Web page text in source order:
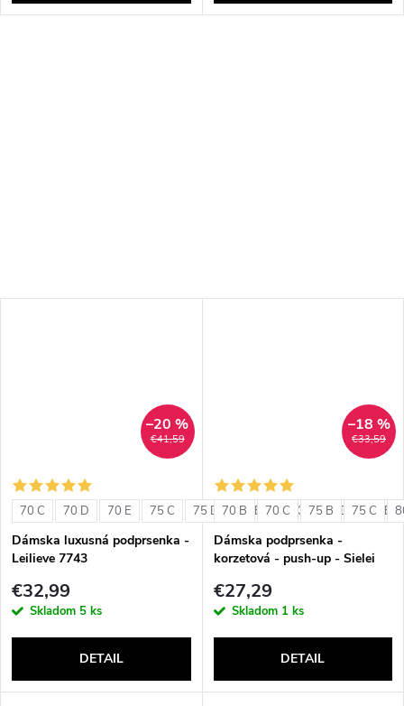
€41,59
–20 %
70 C 70 D 70 E 75 C 75 D 75 E 80 C 80 D 80 E
Dámska luxusná podprsenka -
Leilieve 7743
€32,99
Skladom 5 ks
DETAIL
€33,59
–18 %
70 B 70 C 75 B 75 C
Dámska podprsenka -
korzetová - push-up - Sielei
€27,29
Skladom 1 ks
DETAIL